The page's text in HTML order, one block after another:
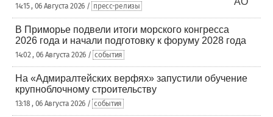
14:15 , 06 Августа 2026 / пресс-релизы
В Приморье подвели итоги морского конгресса
2026 года и начали подготовку к форуму 2028 года
14:02 , 06 Августа 2026 / события
На «Адмиралтейских верфях» запустили обучение
крупноблочному строительству
13:18 , 06 Августа 2026 / события